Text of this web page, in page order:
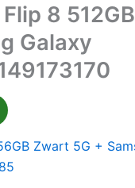
8 512GB
Galaxy